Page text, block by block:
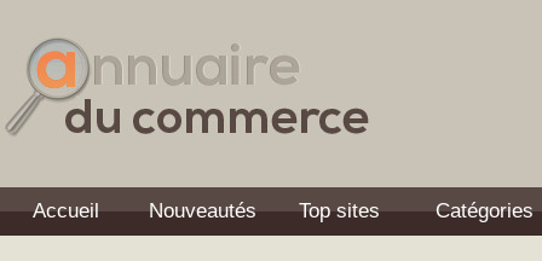
Accueil Nouveautés Top sites Catégories